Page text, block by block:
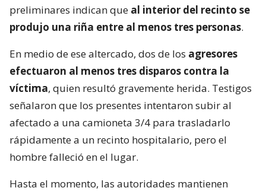
preliminares indican que al interior del recinto se
produjo una riña entre al menos tres personas.
En medio de ese altercado, dos de los agresores
efectuaron al menos tres disparos contra la
víctima, quien resultó gravemente herida. Testigos
señalaron que los presentes intentaron subir al
afectado a una camioneta 3/4 para trasladarlo
rápidamente a un recinto hospitalario, pero el
hombre falleció en el lugar.
Hasta el momento, las autoridades mantienen